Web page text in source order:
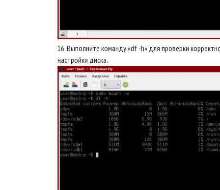
16. Выполните команду «df -h» для проверки
настройки диска.